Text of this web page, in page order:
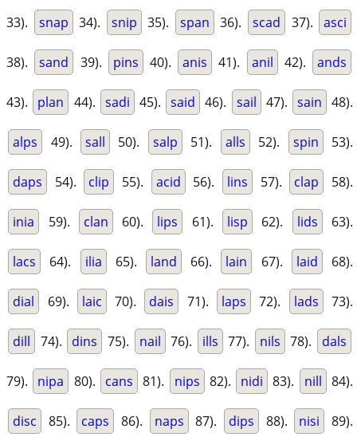
33). snap 34). snip 35). span 36). scad 37). asci
38). sand 39). pins 40). anis 41). anil 42). ands
43). plan 44). sadi 45). said 46). sail 47). sain 48).
alps 49). sall 50). salp 51). alls 52). spin 53).
daps 54). clip 55). acid 56). lins 57). clap 58).
inia 59). clan 60). lips 61). lisp 62). lids 63).
lacs 64). ilia 65). land 66). lain 67). laid 68).
dial 69). laic 70). dais 71). laps 72). lads 73).
dill 74). dins 75). nail 76). ills 77). nils 78). dals
79). nipa 80). cans 81). nips 82). nidi 83). nill 84).
disc 85). caps 86). naps 87). dips 88). nisi 89).